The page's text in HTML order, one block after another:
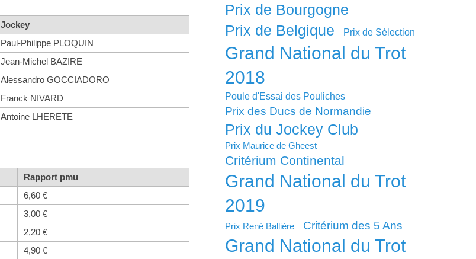
Jockey
Paul-Philippe PLOQUIN
Jean-Michel BAZIRE
Alessandro GOCCIADORO
Franck NIVARD
Antoine LHERETE
Rapport pmu
6,60 €
3,00 €
2,20 €
4,90 €
Prix de Bourgogne
Prix de Belgique
Prix de Sélection
Grand National du Trot
2018
Poule d'Essai des Pouliches
Prix des Ducs de Normandie
Prix du Jockey Club
Prix Maurice de Gheest
Critérium Continental
Grand National du Trot
2019
Prix René Ballière Critérium des 5 Ans
Grand National du Trot